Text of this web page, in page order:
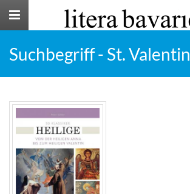
Toggle
Suchbegriff - St. Valentin